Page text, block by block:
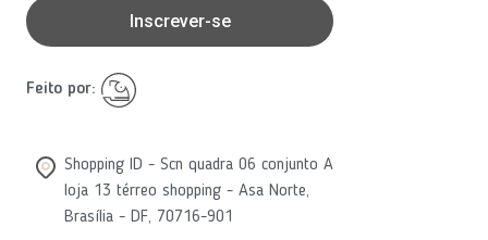
Inscrever-se
Feito por:
Shopping ID - Scn quadra 06 conjunto A
loja 13 térreo shopping - Asa Norte,
Brasília - DF, 70716-901